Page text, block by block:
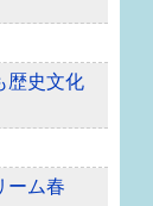
歴史文化
ーム春